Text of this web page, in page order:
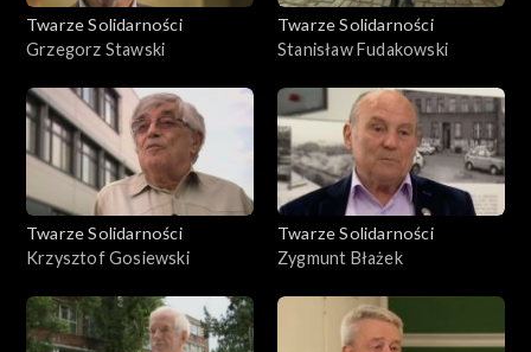
Twarze Solidarności
Grzegorz Stawski
Twarze Solidarności
Stanisław Fudakowski
Twarze Solidarności
Krzysztof Gosiewski
Twarze Solidarności
Zygmunt Błażek